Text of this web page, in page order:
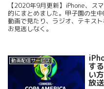
【2020年9月更新】iPhone、ス
的にまとめました。甲子園の生
動画で見たり、ラジオ、テキス
お見逃しなく。
動画配信サービス
す
い
放送